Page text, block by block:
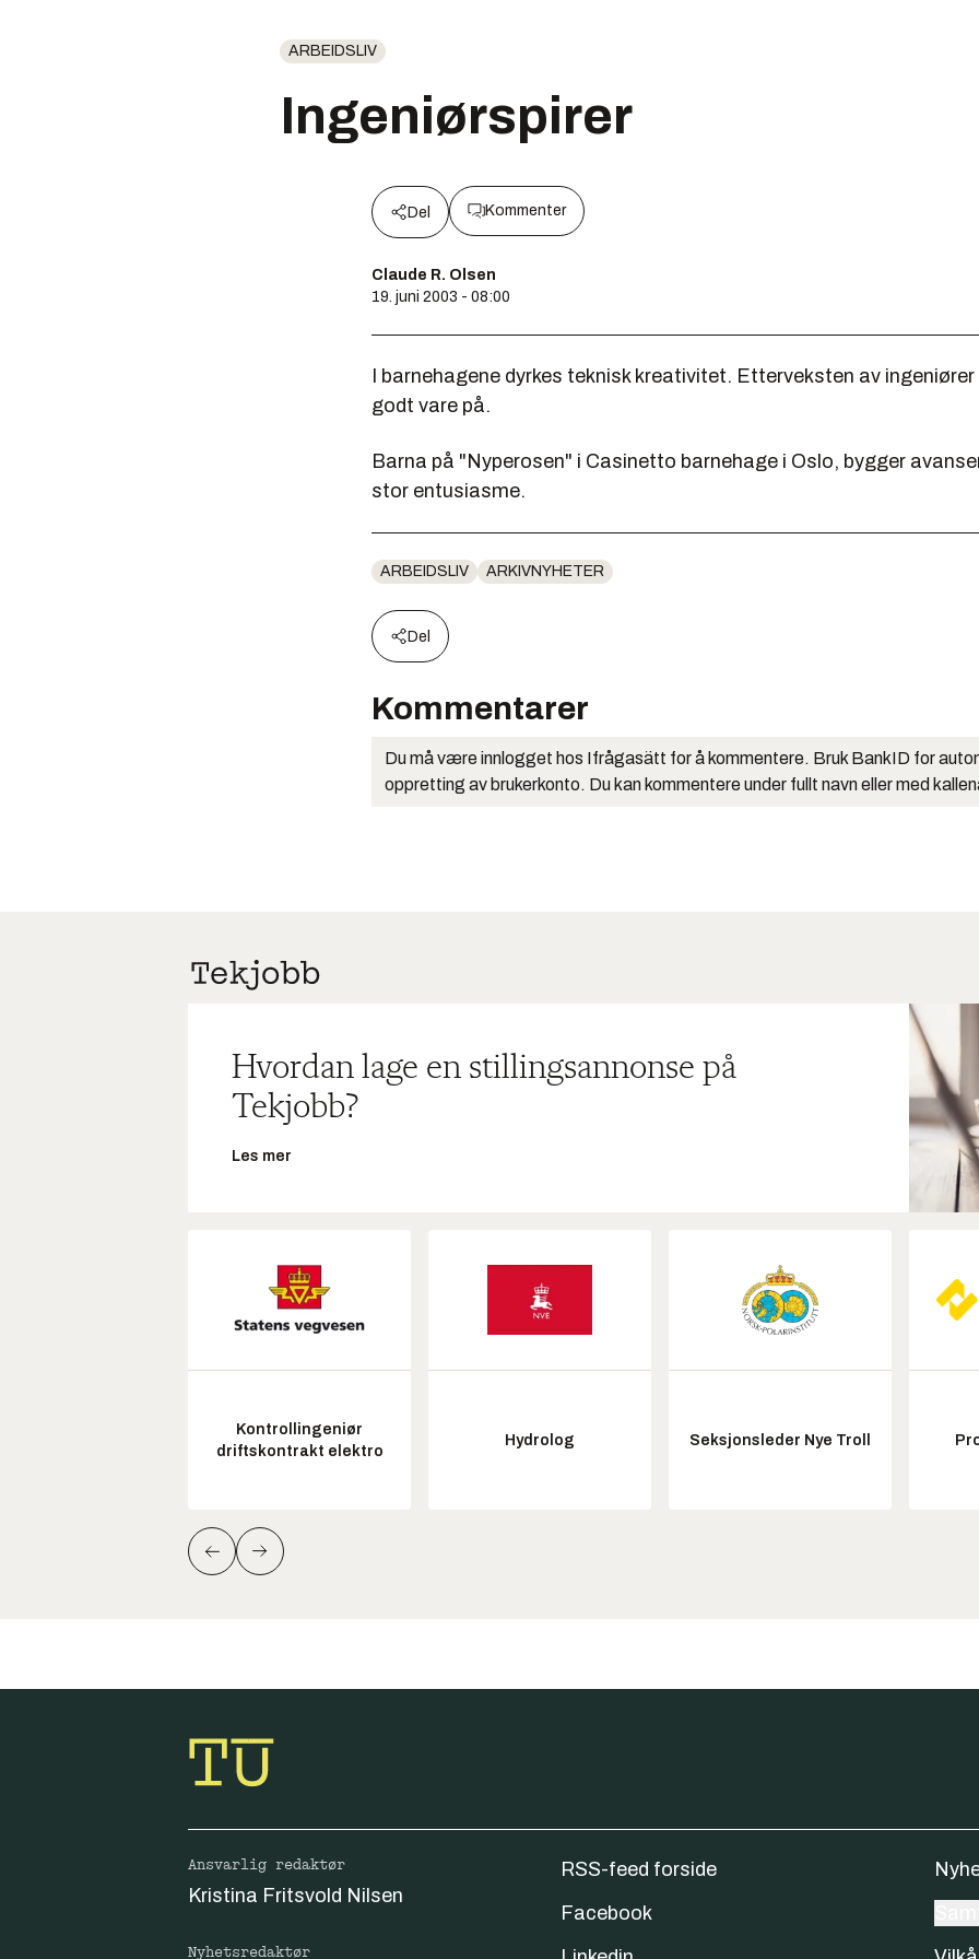
ARBEIDSLIV
Ingeniørspirer
Del Kommenter
Claude R. Olsen
19. juni 2003 - 08:00
I barnehagene dyrkes teknisk kreativitet. Etterveksten av
godt vare på.
Barna på "Nyperosen" i Casinetto barnehage i Oslo, bygger
stor entusiasme.
ARBEIDSLIV ARKIVNYHETER
Del
Kommentarer
Du må være innlogget hos Ifrågasätt for å kommentere. Bruk BankID for
oppretting av brukerkonto. Du kan kommentere under fullt navn eller med
Hvordan lage en stillingsannonse på
Tekjobb?
Les mer
Kontrollingeniør
driftskontrakt elektro
Hydrolog Seksjonsleder Nye Troll
Ansvarlig redaktør
Kristina Fritsvold Nilsen
Nyhetsredaktør
RSS-feed forside
Facebook